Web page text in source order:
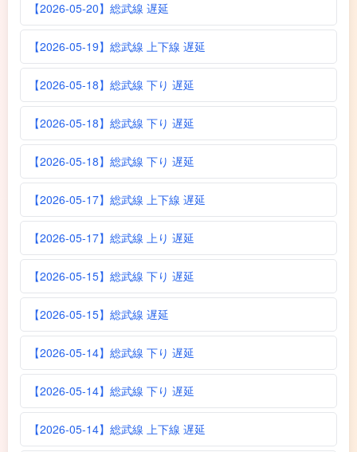
【2026-05-20】総武線 遅延
【2026-05-19】総武線 上下線 遅延
【2026-05-18】総武線 下り 遅延
【2026-05-18】総武線 下り 遅延
【2026-05-18】総武線 下り 遅延
【2026-05-17】総武線 上下線 遅延
【2026-05-17】総武線 上り 遅延
【2026-05-15】総武線 下り 遅延
【2026-05-15】総武線 遅延
【2026-05-14】総武線 下り 遅延
【2026-05-14】総武線 下り 遅延
【2026-05-14】総武線 上下線 遅延